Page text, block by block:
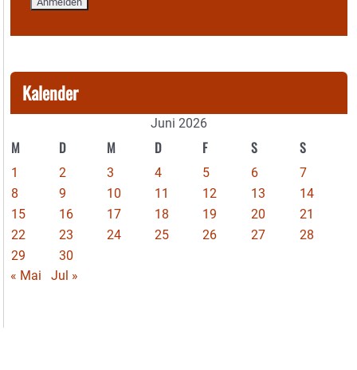
Kalender
Juni 2026
M D M D F S S
1 2 3 4 5 6
7
8
9 10 11 12 13
14
15
16 17 18 19 20
21
22
23 24 25 26 27
28
29
30
« Mai
Jul »